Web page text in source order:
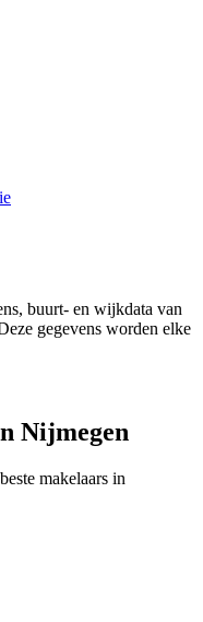
buurt- en wijkdata van
gegevens worden elke
Nijmegen
makelaars in